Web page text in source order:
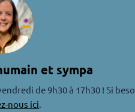
et sympa
de 9h30 à 17h30 ! Si
nous ici.